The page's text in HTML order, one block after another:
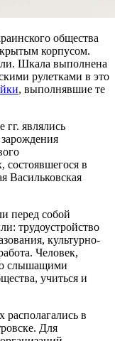
общества
корпусом.
Шкала выполнена
рулетками в это
, выполнявшие те
гг. являлись
состоявшегося в
Васильковская
перед собой
трудоустройство
культурно-
Человек,
слышащими
учиться и
в
Для